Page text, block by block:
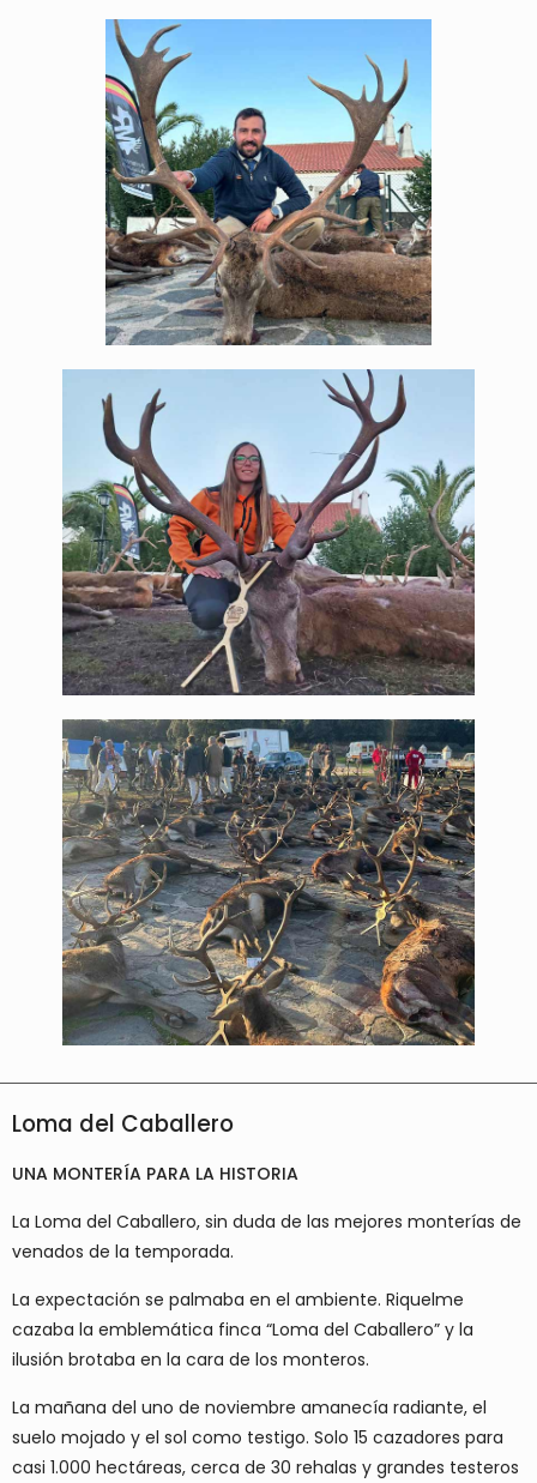
Loma del Caballero
UNA MONTERÍA PARA LA HISTORIA
La Loma del Caballero, sin duda de las mejores monterías de
venados de la temporada.
La expectación se palmaba en el ambiente. Riquelme
cazaba la emblemática finca “Loma del Caballero” y la
ilusión brotaba en la cara de los monteros.
La mañana del uno de noviembre amanecía radiante, el
suelo mojado y el sol como testigo. Solo 15 cazadores para
casi 1.000 hectáreas, cerca de 30 rehalas y grandes testeros